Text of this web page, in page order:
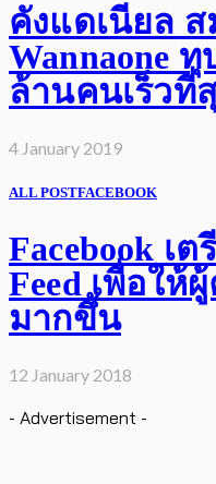
คังแดเนียล
Wannaone
ล้านคนเร็วที่
4 January 2019
ALL POSTFACEBOOK
Facebook เ
Feed เพื่อให้
มากขึ้น
12 January 2018
- Advertisement -